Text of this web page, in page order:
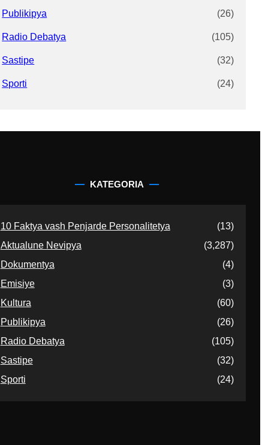
Publikipya (26)
Radio Debatya (105)
Sastipe (32)
Sporti (24)
KATEGORIA
10 Faktya vash Penjarde Personalitetya
(13)
Aktualune Nevipya
(3,287)
Dokumentya
(4)
Emisiye
(3)
Kultura
(60)
Publikipya
(26)
Radio Debatya
(105)
Sastipe
(32)
Sporti
(24)